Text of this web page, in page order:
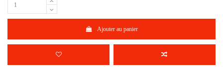
Ajouter au panier